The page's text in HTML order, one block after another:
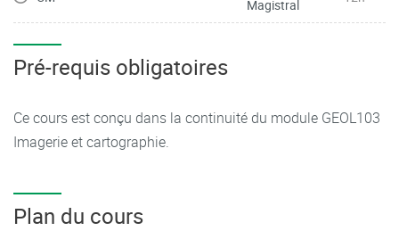
Magistral
Pré-requis obligatoires
Ce cours est conçu dans la continuité du module GEOL103
Imagerie et cartographie.
Plan du cours